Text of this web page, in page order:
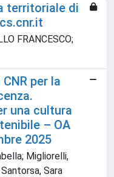
territoriale di
FRANCESCO;
per la
una cultura
– OA
2025
Migliorelli,
Sara